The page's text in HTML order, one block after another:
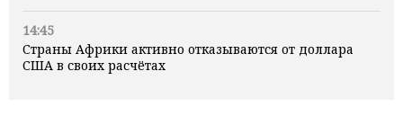
14:45
Страны Африки активно отказываются от доллара
США в своих расчётах